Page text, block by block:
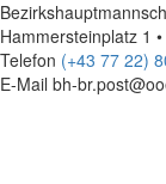
Hammersteinplatz 1
Telefon (+43 77 22)
E-Mail bh-